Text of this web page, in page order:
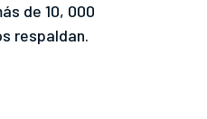
de 10, 000
respaldan.